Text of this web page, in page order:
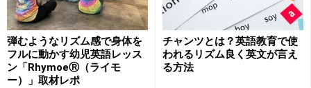
弾むようなリズム感で身体を
フルに動かす幼児英語レッス
ン「RhymoeⓇ（ライモ
ー）」取材レポ
チャンツとは？英語教育で使
われるリズム良く英文が言え
る方法